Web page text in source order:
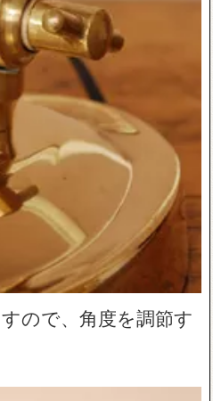
ので、角度を調節す